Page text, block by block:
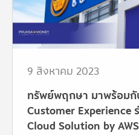
9 สิงหาคม 2023
ทรัพย์พฤกษา มาพร้อม
Customer Experience
Cloud Solution by AWS